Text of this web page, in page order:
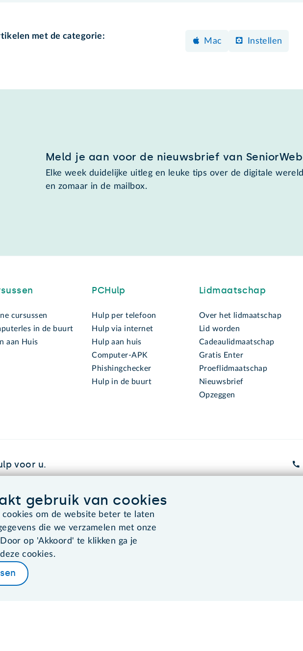
met de categorie:
Mac Instellen
Meld je aan voor de nieuwsbrief van SeniorWeb
Elke week duidelijke uitleg en leuke tips over de digitale
en zomaar in de mailbox.
cursussen
in de buurt
aan Huis
PCHulp
Hulp per telefoon
Hulp via internet
Hulp aan huis
Computer-APK
Phishingchecker
Hulp in de buurt
Lidmaatschap
Over het lidmaatschap
Lid worden
Cadeaulidmaatschap
Gratis Enter
Proeflidmaatschap
Nieuwsbrief
Opzeggen
voor u.
gebruik van cookies
om de website beter te laten
die we verzamelen met onze
op 'Akkoord' te klikken ga je
cookies.